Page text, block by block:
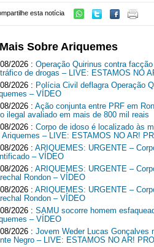
esta notícia
Mais Sobre Ariquemes
2026 : Operação Quirinus contra
de drogas – LIVE: ESTAMOS NO
2026 : Polícia Civil deflagra Operação
– VÍDEO
2026 : Ação conjunta entre PRF em
ilegal avaliado em mais de 800 mil reais
2026 : Corpo de idoso é localizado às
Ariquemes – LIVE: ESTAMOS NO AR!
2026 : ARIQUEMES: URGENTE –
– VÍDEO
2026 : ARIQUEMES: URGENTE –
Rondon – VÍDEO
2026 : ARIQUEMES: URGENTE –
Rondon – VÍDEO
2026 : SAMU socorre homem
– VÍDEO
2026 : Jovem Weder Lucas Gonçalves
Negro – LIVE: ESTAMOS NO AR!